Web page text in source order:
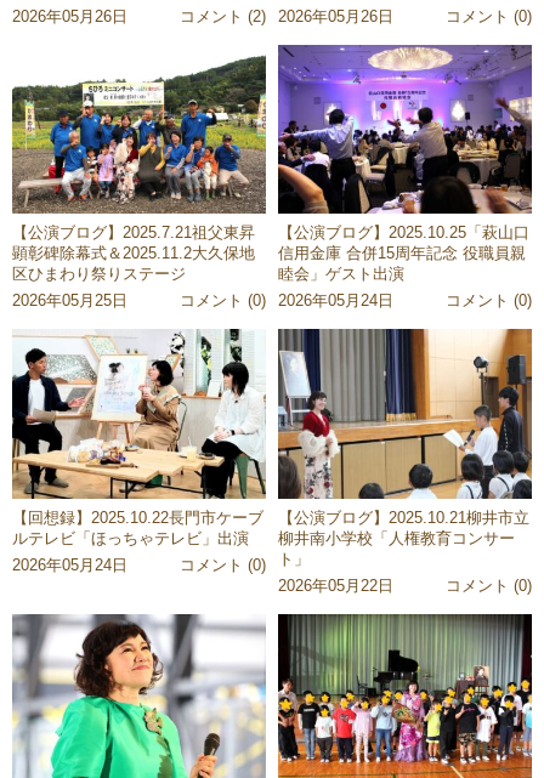
2026年05月26日
コメント (2)
2026年05月26日
コメント (0)
【公演ブログ】2025.7.21祖父東昇
顕彰碑除幕式＆2025.11.2大久保地
区ひまわり祭りステージ
2026年05月25日
コメント (0)
【公演ブログ】2025.10.25「萩山口
信用金庫 合併15周年記念 役職員親
睦会」ゲスト出演
2026年05月24日
コメント (0)
【回想録】2025.10.22長門市ケーブ
ルテレビ「ほっちゃテレビ」出演
2026年05月24日
コメント (0)
【公演ブログ】2025.10.21柳井市立
柳井南小学校「人権教育コンサー
ト」
2026年05月22日
コメント (0)